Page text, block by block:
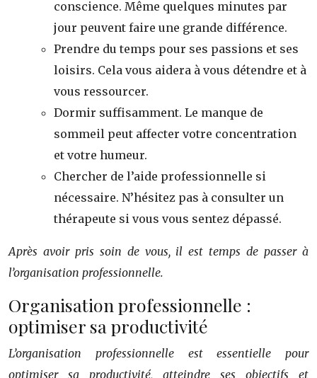
conscience. Même quelques minutes par
jour peuvent faire une grande différence.
Prendre du temps pour ses passions et ses
loisirs. Cela vous aidera à vous détendre et à
vous ressourcer.
Dormir suffisamment. Le manque de
sommeil peut affecter votre concentration
et votre humeur.
Chercher de l’aide professionnelle si
nécessaire. N’hésitez pas à consulter un
thérapeute si vous vous sentez dépassé.
Après avoir pris soin de vous, il est temps de passer à
l’organisation professionnelle.
Organisation professionnelle :
optimiser sa productivité
L’organisation professionnelle est essentielle pour
optimiser sa productivité, atteindre ses objectifs et